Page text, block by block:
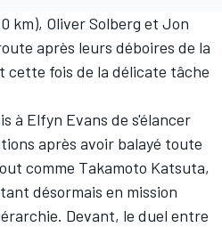
km), Oliver Solberg et Jon
après leurs déboires de la
cette fois de la délicate tâche
à Elfyn Evans de s'élancer
après avoir balayé toute
comme Takamoto Katsuta,
désormais en mission
Devant, le duel entre